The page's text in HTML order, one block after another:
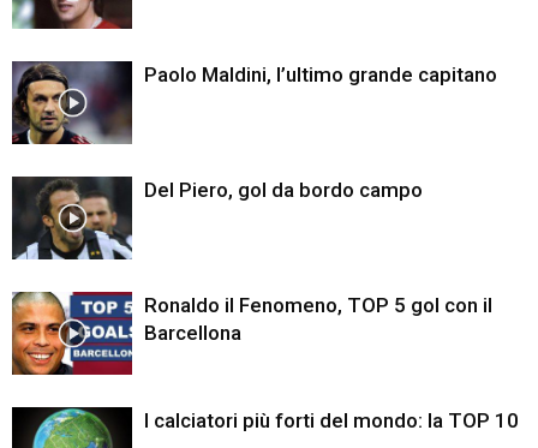
Paolo Maldini, l’ultimo grande capitano
Del Piero, gol da bordo campo
Ronaldo il Fenomeno, TOP 5 gol con il
Barcellona
I calciatori più forti del mondo: la TOP 10